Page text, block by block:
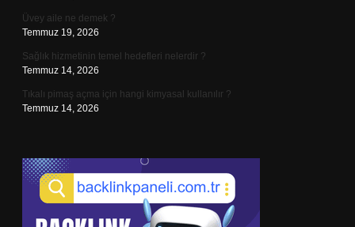
Üvey aile ne demek ?
Temmuz 19, 2026
Sağlık hizmetinin temel hedefleri nelerdir ?
Temmuz 14, 2026
Tıkalı pimaş açma için hangi kimyasal kullanılır ?
Temmuz 14, 2026